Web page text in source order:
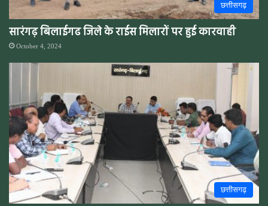
छत्तीसगढ़
सारंगढ़ बिलाईगढ जिले के राईस मिलारों पर हुई कारवाही
October 4, 2024
छत्तीसगढ़